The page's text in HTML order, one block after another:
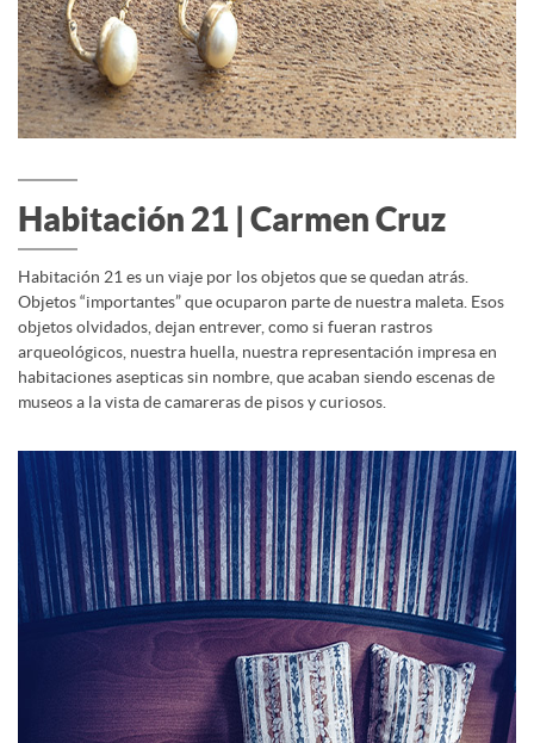
Habitación 21 | Carmen Cruz
Habitación 21 es un viaje por los objetos que se quedan atrás.
Objetos “importantes” que ocuparon parte de nuestra maleta. Esos
objetos olvidados, dejan entrever, como si fueran rastros
arqueológicos, nuestra huella, nuestra representación impresa en
habitaciones asepticas sin nombre, que acaban siendo escenas de
museos a la vista de camareras de pisos y curiosos.